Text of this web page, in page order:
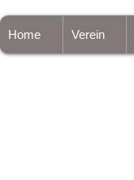
Home Verein